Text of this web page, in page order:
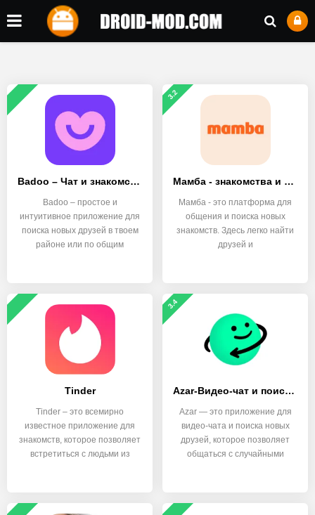
Badoo – Чат и знакомства онлайн
Badoo – простое и
интуитивное приложение для
поиска новых друзей в твоем
районе или по общим
3.2
Мамба - знакомства и общение
Мамба - это платформа для
общения и поиска новых
знакомств. Здесь легко найти
друзей и
Tinder
Tinder – это всемирно
известное приложение для
знакомств, которое позволяет
встретиться с людьми из
3.4
Azar-Видео-чат и поиск друзей
Azar — это приложение для
видео-чата и поиска новых
друзей, которое позволяет
общаться с случайными